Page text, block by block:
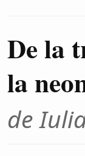
De la
la
de